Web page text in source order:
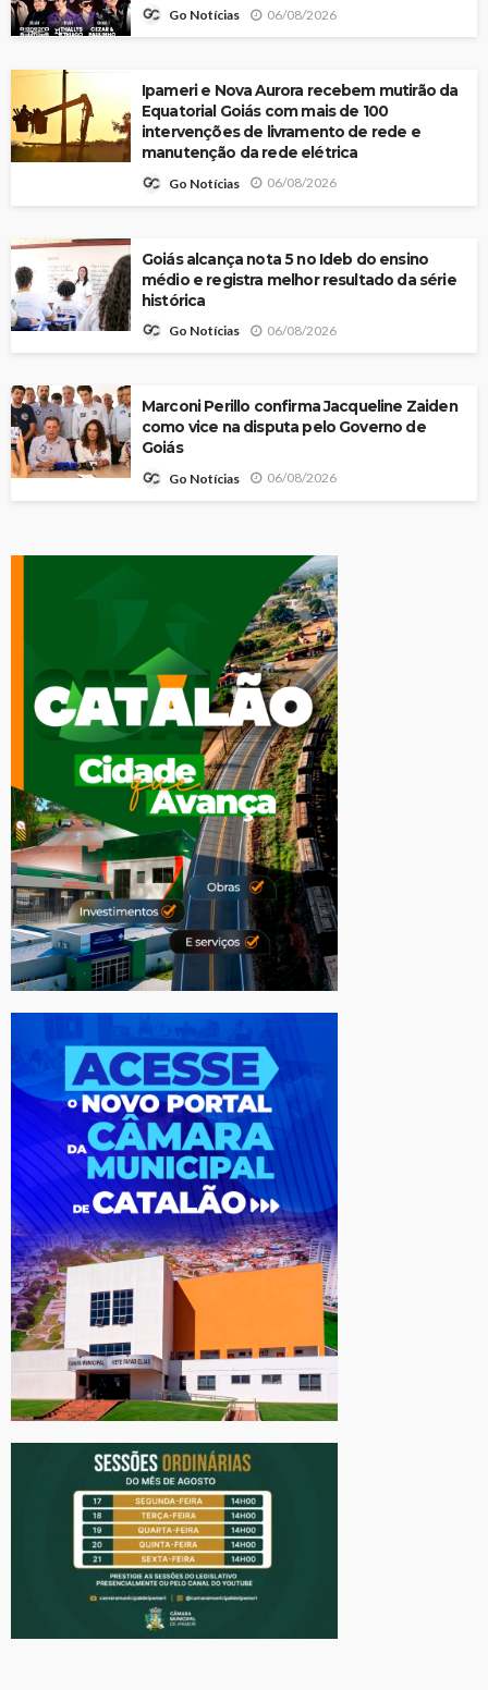
Go Notícias 06/08/2026
Ipameri e Nova Aurora recebem mutirão da
Equatorial Goiás com mais de 100
intervenções de livramento de rede e
manutenção da rede elétrica
Go Notícias 06/08/2026
Goiás alcança nota 5 no Ideb do ensino
médio e registra melhor resultado da série
histórica
Go Notícias 06/08/2026
Marconi Perillo confirma Jacqueline Zaiden
como vice na disputa pelo Governo de
Goiás
Go Notícias 06/08/2026